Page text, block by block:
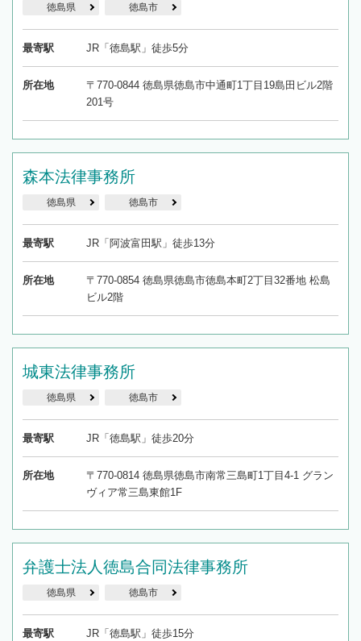
徳島県 徳島市
最寄駅 JR「徳島駅」徒歩5分
所在地
〒770-0844 徳島県徳島市中通町1丁目19島田ビル2階
201号
森本法律事務所
徳島県 徳島市
最寄駅 JR「阿波富田駅」徒歩13分
所在地
〒770-0854 徳島県徳島市徳島本町2丁目32番地 松島
ビル2階
城東法律事務所
徳島県 徳島市
最寄駅 JR「徳島駅」徒歩20分
所在地
〒770-0814 徳島県徳島市南常三島町1丁目4-1 グラン
ヴィア常三島東館1F
弁護士法人徳島合同法律事務所
徳島県 徳島市
最寄駅 JR「徳島駅」徒歩15分